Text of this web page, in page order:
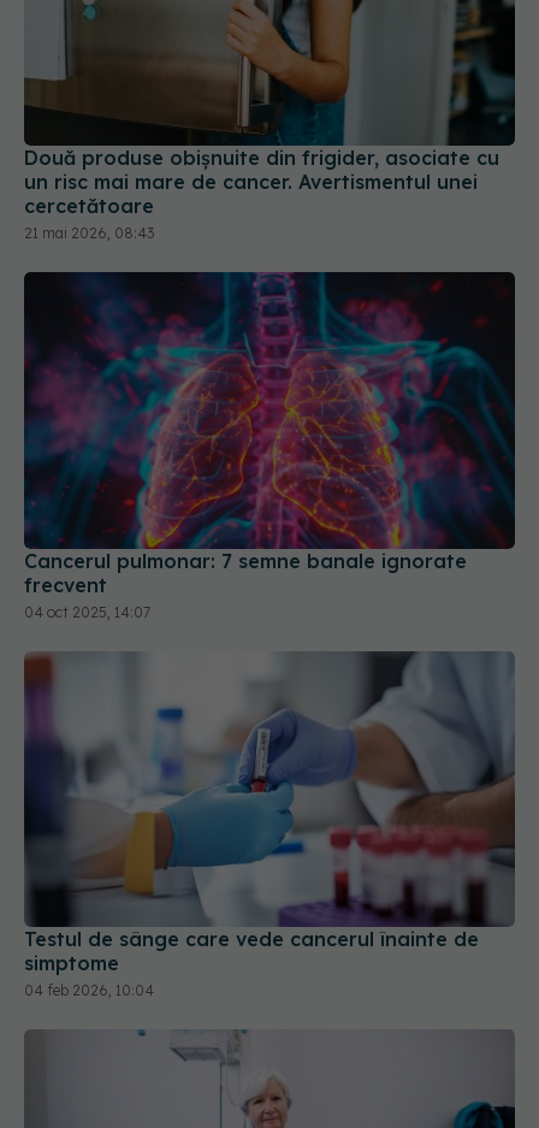
Două produse obișnuite din frigider, asociate cu
un risc mai mare de cancer. Avertismentul unei
cercetătoare
21 mai 2026, 08:43
Cancerul pulmonar: 7 semne banale ignorate
frecvent
04 oct 2025, 14:07
Testul de sânge care vede cancerul înainte de
simptome
04 feb 2026, 10:04